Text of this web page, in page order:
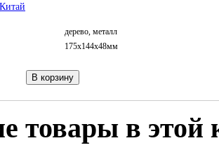
Китай
дерево, металл
175х144х48мм
товары в этой